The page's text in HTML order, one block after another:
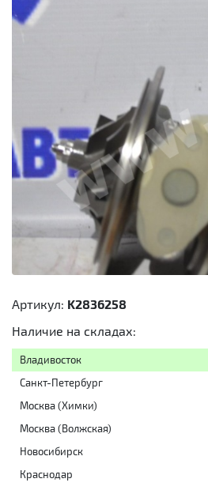
Артикул: K2836258
Наличие на складах:
Владивосток
Санкт-Петербург
Москва (Химки)
Москва (Волжская)
Новосибирск
Краснодар